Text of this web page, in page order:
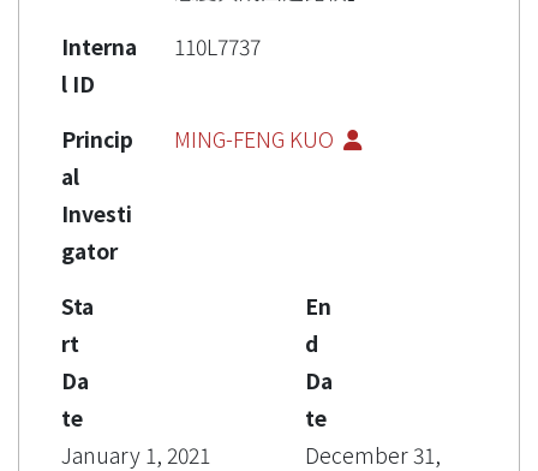
Interna
l ID
110L7737
Princip
al
Investi
gator
MING-FENG KUO
Sta
rt
Da
te
January 1, 2021
En
d
Da
te
December 31,